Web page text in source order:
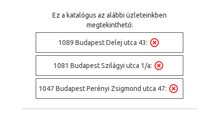
Ez a katalógus az alábbi üzleteinkben
megtekinthető:
1089 Budapest Delej utca 43:
1081 Budapest Szilágyi utca 1/a:
1047 Budapest Perényi Zsigmond utca 47: